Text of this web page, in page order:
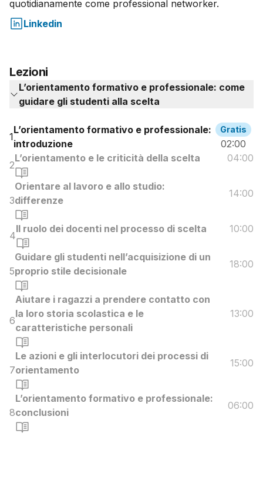
quotidianamente come professional networker.
Linkedin
Lezioni
L’orientamento formativo e professionale: come
guidare gli studenti alla scelta
1
L’orientamento formativo e professionale:
introduzione
Gratis
02:00
2
L’orientamento e le criticità della scelta 04:00
3
Orientare al lavoro e allo studio:
differenze
14:00
4
Il ruolo dei docenti nel processo di scelta 10:00
5
Guidare gli studenti nell’acquisizione di un
proprio stile decisionale
18:00
6
Aiutare i ragazzi a prendere contatto con
la loro storia scolastica e le
caratteristiche personali
13:00
7
Le azioni e gli interlocutori dei processi di
orientamento
15:00
8
L’orientamento formativo e professionale:
conclusioni
06:00